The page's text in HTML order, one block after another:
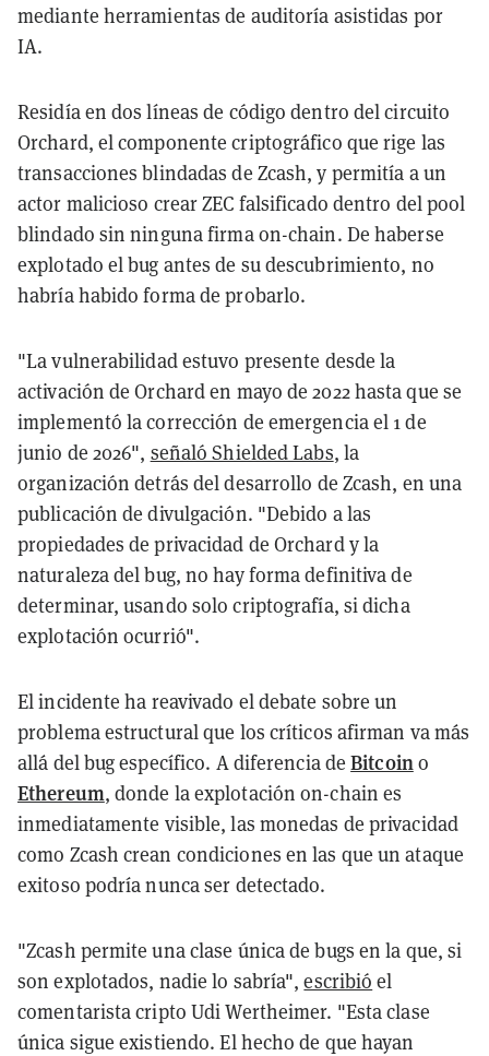
mediante herramientas de auditoría asistidas por
IA.
Residía en dos líneas de código dentro del circuito
Orchard, el componente criptográfico que rige las
transacciones blindadas de Zcash, y permitía a un
actor malicioso crear ZEC falsificado dentro del pool
blindado sin ninguna firma on-chain. De haberse
explotado el bug antes de su descubrimiento, no
habría habido forma de probarlo.
"La vulnerabilidad estuvo presente desde la
activación de Orchard en mayo de 2022 hasta que se
implementó la corrección de emergencia el 1 de
junio de 2026", señaló Shielded Labs, la
organización detrás del desarrollo de Zcash, en una
publicación de divulgación. "Debido a las
propiedades de privacidad de Orchard y la
naturaleza del bug, no hay forma definitiva de
determinar, usando solo criptografía, si dicha
explotación ocurrió".
El incidente ha reavivado el debate sobre un
problema estructural que los críticos afirman va más
allá del bug específico. A diferencia deBitcoino
Ethereum, donde la explotación on-chain es
inmediatamente visible, las monedas de privacidad
como Zcash crean condiciones en las que un ataque
exitoso podría nunca ser detectado.
"Zcash permite una clase única de bugs en la que, si
son explotados, nadie lo sabría",escribió el
comentarista cripto Udi Wertheimer. "Esta clase
única sigue existiendo. El hecho de que hayan